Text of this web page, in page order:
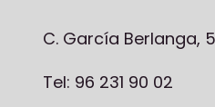
C. García Berlanga, 5
Tel: 96 231 90 02